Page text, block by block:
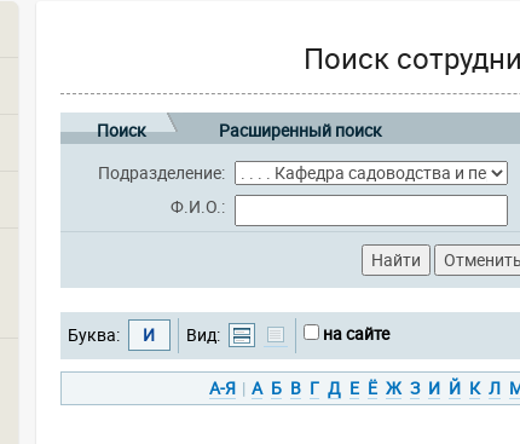
Поиск
Поиск Расширенный поиск
Подразделение:
Ф.И.О.:
Буква: И Вид: на сайте
А-Я | А Б В Г Д Е Ё Ж З И Й К Л